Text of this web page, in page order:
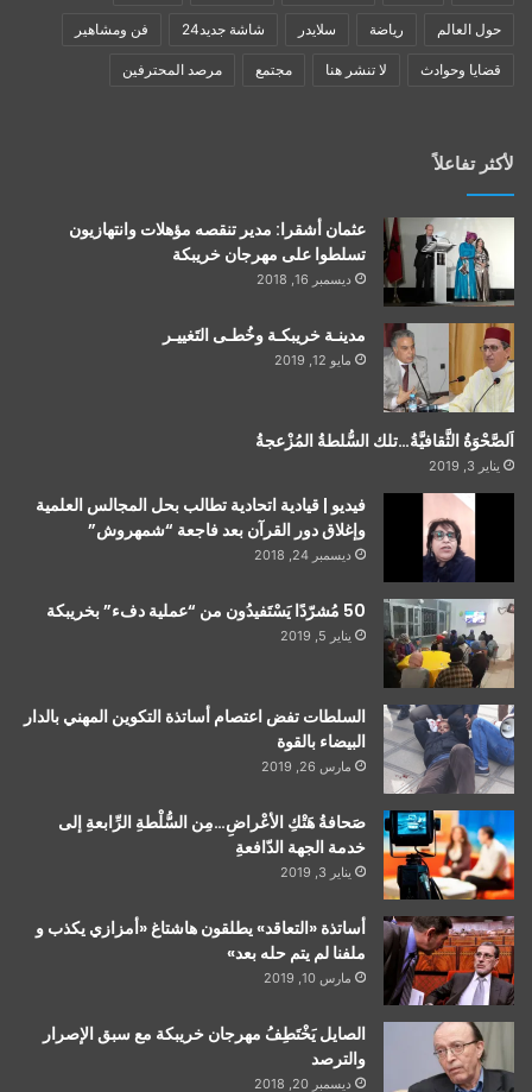
حول العالم رياضة سلايدر شاشة جديد24 فن ومشاهير
قضايا وحوادث لا تنشر هنا مجتمع مرصد المحترفين
لأكثر تفاعلاً
عثمان أشقرا: مدير تنقصه مؤهلات وانتهازيون
تسلطوا على مهرجان خريبكة
ديسمبر 16, 2018
مدينـة خريبكـة وخُطـى التَغييـر
مايو 12, 2019
اَلصَّحْوَةُ الثَّقافيَّةُ…تلك السُّلطةُ المُزْعجةُ
يناير 3, 2019
فيديو | قيادية اتحادية تطالب بحل المجالس العلمية
وإغلاق دور القرآن بعد فاجعة “شمهروش”
ديسمبر 24, 2018
50 مُشرّدًا يَسْتَفيدُون من “عملية دفء” بخريبكة
يناير 5, 2019
السلطات تفض اعتصام أساتذة التكوين المهني بالدار
البيضاء بالقوة
مارس 26, 2019
صَحافةُ هَتْكِ الأعْراضِ…مِن السُّلْطةِ الرِّابعةِ إلى
خدمة الجهة الدّافعةِ
يناير 3, 2019
أساتذة «التعاقد» يطلقون هاشتاغ «أمزازي يكذب و
ملفنا لم يتم حله بعد»
مارس 10, 2019
الصايل يَخْتَطِفُ مهرجان خريبكة مع سبق الإصرار
والترصد
ديسمبر 20, 2018